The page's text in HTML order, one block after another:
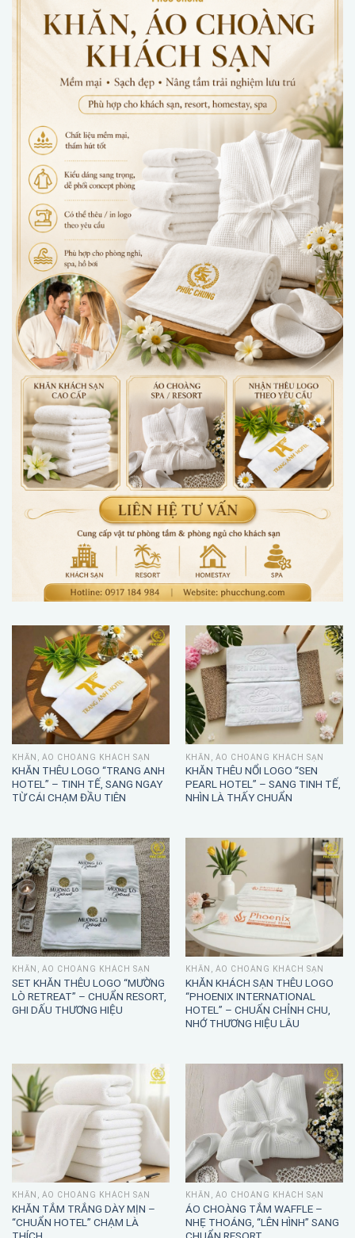
KHĂN, ÁO CHOÀNG KHÁCH SẠN
KHĂN THÊU LOGO “TRANG ANH
HOTEL” – TINH TẾ, SANG NGAY
TỪ CÁI CHẠM ĐẦU TIÊN
KHĂN, ÁO CHOÀNG KHÁCH SẠN
KHĂN THÊU NỔI LOGO “SEN
PEARL HOTEL” – SANG TINH TẾ,
NHÌN LÀ THẤY CHUẨN
KHĂN, ÁO CHOÀNG KHÁCH SẠN
SET KHĂN THÊU LOGO “MƯỜNG
LÒ RETREAT” – CHUẨN RESORT,
GHI DẤU THƯƠNG HIỆU
KHĂN, ÁO CHOÀNG KHÁCH SẠN
KHĂN KHÁCH SẠN THÊU LOGO
“PHOENIX INTERNATIONAL
HOTEL” – CHUẨN CHỈNH CHU,
NHỚ THƯƠNG HIỆU LÂU
KHĂN, ÁO CHOÀNG KHÁCH SẠN
KHĂN TẮM TRẮNG DÀY MỊN –
“CHUẨN HOTEL” CHẠM LÀ
KHĂN, ÁO CHOÀNG KHÁCH SẠN
ÁO CHOÀNG TẮM WAFFLE –
NHẸ THOÁNG, “LÊN HÌNH” SANG